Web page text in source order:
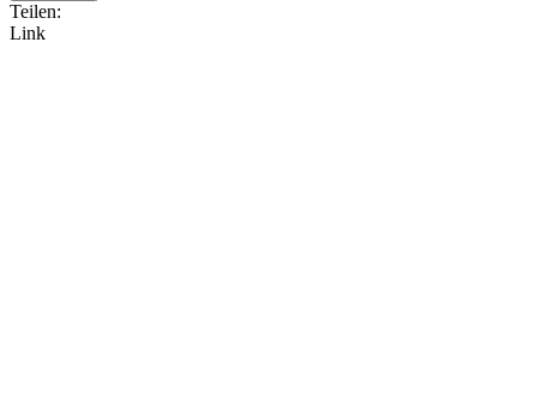
Teilen:
Link